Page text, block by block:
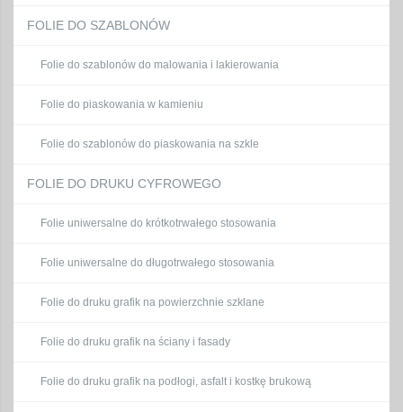
FOLIE DO SZABLONÓW
Folie do szablonów do malowania i lakierowania
Folie do piaskowania w kamieniu
Folie do szablonów do piaskowania na szkle
FOLIE DO DRUKU CYFROWEGO
Folie uniwersalne do krótkotrwałego stosowania
Folie uniwersalne do długotrwałego stosowania
Folie do druku grafik na powierzchnie szklane
Folie do druku grafik na ściany i fasady
Folie do druku grafik na podłogi, asfalt i kostkę brukową